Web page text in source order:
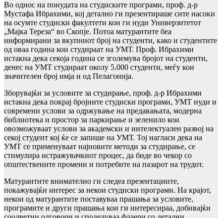
Во однос на понудата на студиските програми, проф. д-р
Мустафа Ибрахими, кој детално ги презентираше сите насоки
на осумте студиски факултети кои ги нуди Универзитетот
„Мајка Тереза“ во Скопје. Потоа матурантите беа
информирани за вкупниот број на студенти, како и студентите
од оваа година кои студираат на УМТ. Проф. Ибрахими
истакна дека секоја година се зголемува бројот на студенти,
денес на УМТ студираат околу 5.000 студенти, меѓу кои
значителен број имја и од Пелагонија.
Зборувајќи за условите за студирање, проф. д-р Ибрахими
истакна дека покрај бројните студиски програми, УМТ нуди и
современи услови за одржување на предавањата, модерна
библиотека и простор за паркирање и зеленило кои
овозможуваат услови за академски и интелектуален развој на
секој студент кој ќе се запише на УМТ. Тој нагласи дека на
УМТ се применуваат најновите методи за студирање, се
стимулира истражувачкиот процес, да биде во чекор со
општествените промени и потребите на пазарот на трудот.
Матурантите внимателно ги следеа презентациите,
покажувајќи интерес за некои студиски програми. На крајот,
некои од матурантите поставуваа прашања за условите,
програмите и други прашања кои ги интересираа, добивајќи